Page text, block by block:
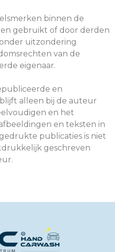
binnen de
gebruikt of door derden
uitzondering
van de
eigenaar.
en
alleen bij de auteur
en het
en teksten in
publicaties is niet
geschreven